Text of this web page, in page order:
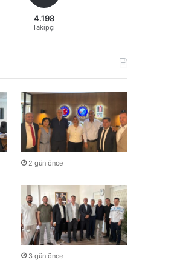
4.198
Takipçi
2 gün önce
3 gün önce